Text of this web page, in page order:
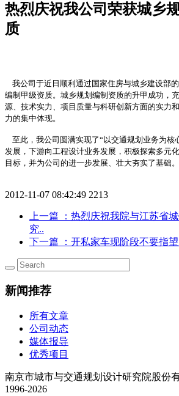
热烈庆祝我公司荣获城乡
质
我公司于近日顺利通过国家住房与城乡建设部
编制甲级资质。城乡规划编制资质的升甲成功，
源、技术实力、项目质量与科研创新方面的实力
力的集中体现。
至此，我公司圆满实现了“以交通规划业务为核
发展，下游向工程设计业务发展，积极探索多元
目标，并为公司的进一步发展、壮大夯实了基础。
2012-11-07 08:42:49 2213
上一篇
：热烈庆祝我院与江苏省
究..
下一篇
：开私家车现阶段不要指
新闻推荐
所有文章
公司动态
媒体报导
优秀项目
南京市城市与交通规划设计研究院股份
1996-2026